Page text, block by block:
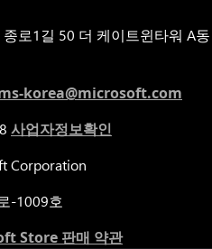
로1길 50 더 케이트윈타워 A동
korea@microsoft.com
사업자정보확인
Corporation
-1009호
Store 판매 약관